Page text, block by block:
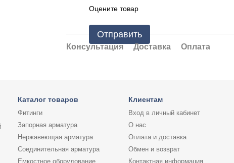
Оцените товар
Отправить
Консультация Доставка Оплата
Каталог товаров
Фитинги
Запорная арматура
Нержавеющая арматура
Соединительная арматура
Емкостное оборудование
Клиентам
Вход в личный кабинет
О нас
Оплата и доставка
Обмен и возврат
Контактная информация